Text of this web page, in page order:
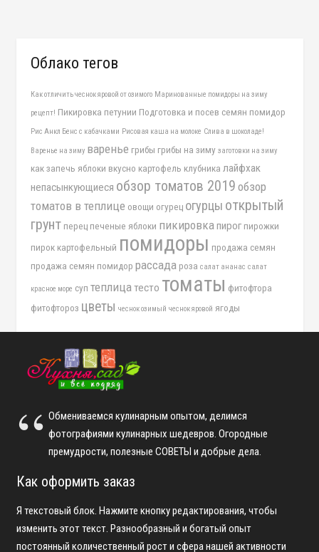
Облако тегов
Как отличить чеснок яровой от озимого Маринованные помидоры на зиму
рецепт! Пикировка петунии Подготовка и посев семян помидор
Рис Анкл Бенс с кабачками Рисовая каша на молоке Слива в шоколаде!
Варенье на зиму варенье грибы грибы на зиму заготовки на зиму
как запечь яблоки вкусно картофель клубника лайфхак
непасынкующиеся обзор томатов 2019 обзор
томатов в теплице овощи огурец огурцы открытый
грунт перец печеные яблоки пикировка пирог пирожки
пирок картофельный помидоры продажа семян
продажа семян помидор рассада роза салат ананас салат
красное море суп теплица тесто томаты фитофтора
фитофтороз цветы чеснок озимый чеснок яровой ягоды
Обмениваемся кулинарным опытом, делимся
фотографиями кулинарных шедевров. Огородные
премудрости, полезные СОВЕТЫ и добрые дела.
Как оформить заказ
Я текстовый блок. Нажмите кнопку редактирования, чтобы
изменить этот текст. Разнообразный и богатый опыт
постоянный количественный рост и сфера нашей активности